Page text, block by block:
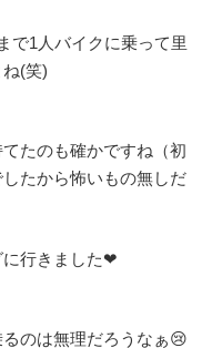
で1人バイクに乗って里
(笑)
たのも確かですね（初
たから怖いもの無しだ
に行きました❤
のは無理だろうなぁ😢